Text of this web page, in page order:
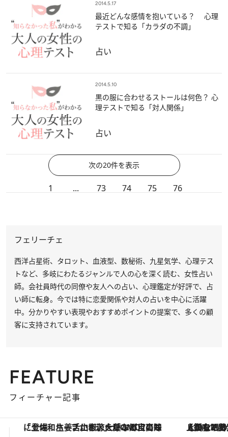
2014.5.17
最近どんな感情を抱いている？ 心理
テストで知る「カラダの不調」
占い
2014.5.10
黒の服に合わせるストールは何色？ 心
理テストで知る「対人関係」
占い
次の20件を表示
1 ... 73 74 75 76
フェリーチェ
西洋占星術、タロット、血液型、数秘術、九星気学、心理テス
トなど、多岐にわたるジャンルで人の心を深く読む、女性占い
師。会社員時代の同僚や友人への占い、心理鑑定が好評で、占
い師に転身。今では特に恋愛関係や対人の占いを中心に活躍
中。分かりやすい表現やおすすめポイントの提案で、多くの顧
客に支持されています。
FEATURE
フィーチャー記事
【銀座で出合う最旬美容】美髪ケアや上質な眠り…セルフケアのアップデートから、特別な名入れギフトまで。大人のための「ReFa GINZA」クルーズ ヴァシュロン・コンスタンタ